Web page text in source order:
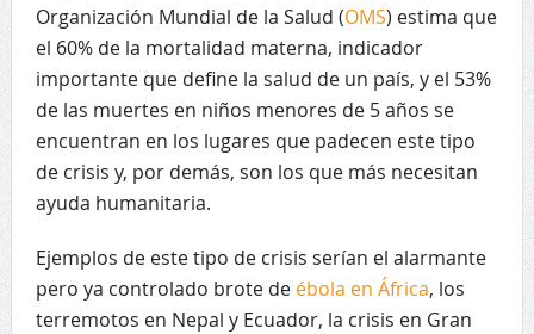
Organización Mundial de la Salud (OMS) estima que
el 60% de la mortalidad materna, indicador
importante que define la salud de un país, y el 53%
de las muertes en niños menores de 5 años se
encuentran en los lugares que padecen este tipo
de crisis y, por demás, son los que más necesitan
ayuda humanitaria.
Ejemplos de este tipo de crisis serían el alarmante
pero ya controlado brote de ébola en África, los
terremotos en Nepal y Ecuador, la crisis en Gran